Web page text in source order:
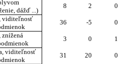
dážď ...)
8 2
0
viditeľnosť
36 -5
0
znížená
3 0
1
viditeľnosť
31 20
0